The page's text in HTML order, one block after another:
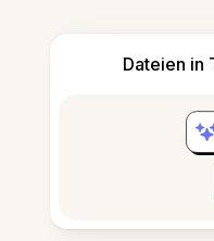
Dateien in